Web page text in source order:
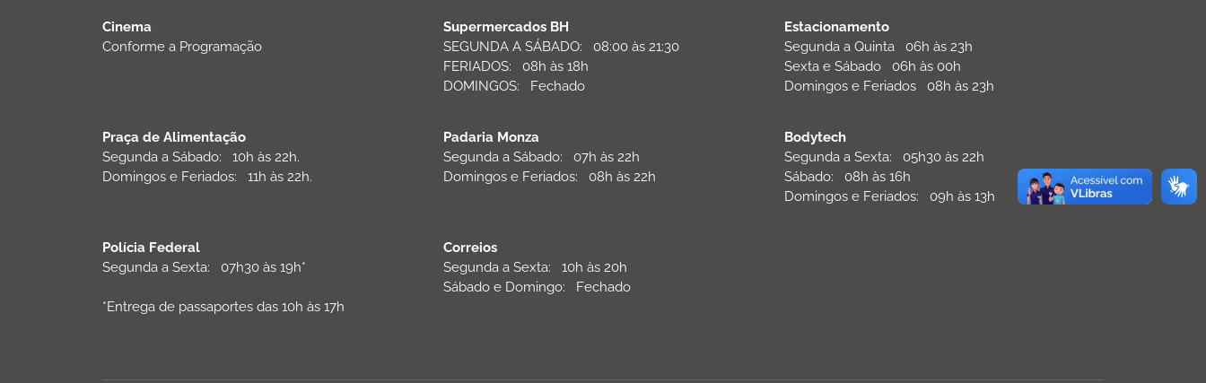
Cinema
Conforme a Programação
Supermercados BH
SEGUNDA A SÁBADO: 08:00 às 21:30
FERIADOS: 08h às 18h
DOMINGOS: Fechado
Estacionamento
Segunda a Quinta 06h às 23h
Sexta e Sábado 06h às 00h
Domingos e Feriados 08h às 23h
Praça de Alimentação
Segunda a Sábado: 10h às 22h.
Domingos e Feriados: 11h às 22h.
Padaria Monza
Segunda a Sábado: 07h às 22h
Domingos e Feriados: 08h às 22h
Bodytech
Segunda a Sexta: 05h30 às 22h
Sábado: 08h às 16h
Domingos e Feriados: 09h às 13h
Polícia Federal
Segunda a Sexta: 07h30 às 19h*
*Entrega de passaportes das 10h às 17h
Correios
Segunda a Sexta: 10h às 20h
Sábado e Domingo: Fechado